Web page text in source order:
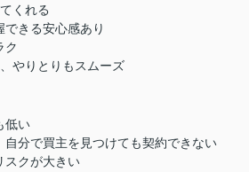
くれる
きる安心感あり
ク
やりとりもスムーズ
低い
分で買主を見つけても契約できない
スクが大きい